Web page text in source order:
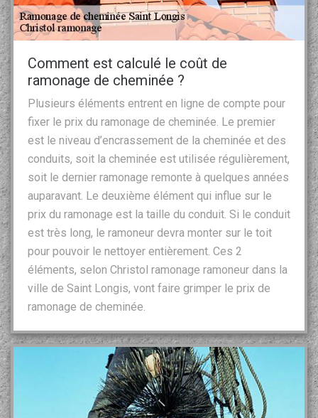
Comment est calculé le coût de
ramonage de cheminée ?
Plusieurs éléments entrent en ligne de compte pour
fixer le prix du ramonage de cheminée. Le premier
est le niveau d’encrassement de la cheminée et des
conduits, soit la cheminée est utilisée régulièrement,
soit le dernier ramonage remonte à quelques années
auparavant. Le deuxième élément qui influe sur le
prix du ramonage est la taille du conduit. Si le conduit
est très long, le ramoneur devra monter sur le toit
pour pouvoir le nettoyer entièrement. Ces 2
éléments, selon Christol ramonage ramoneur dans la
ville de Saint Longis, vont faire grimper le prix de
ramonage de cheminée.